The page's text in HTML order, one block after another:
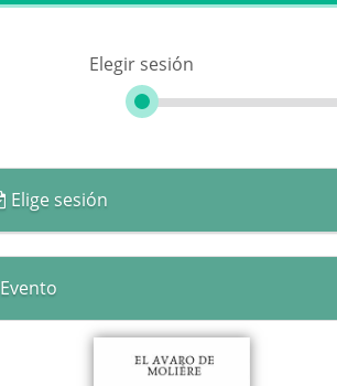
Elegir sesión
Elige sesión
Evento